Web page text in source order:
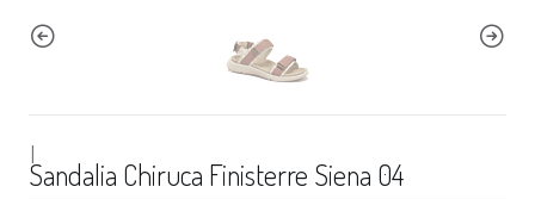
|
Sandalia Chiruca Finisterre Siena 04